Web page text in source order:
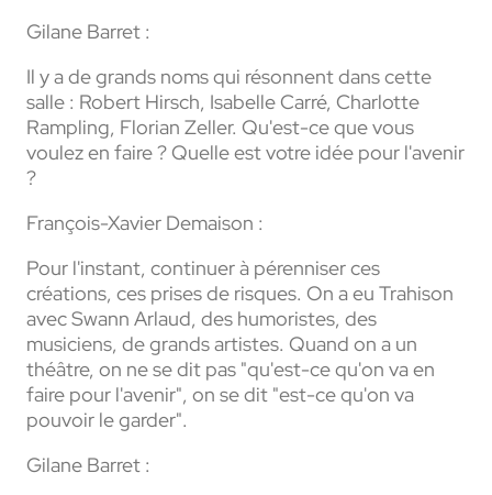
Gilane Barret :
Il y a de grands noms qui résonnent dans cette
salle : Robert Hirsch, Isabelle Carré, Charlotte
Rampling, Florian Zeller. Qu'est-ce que vous
voulez en faire ? Quelle est votre idée pour l'avenir
?
François-Xavier Demaison :
Pour l'instant, continuer à pérenniser ces
créations, ces prises de risques. On a eu Trahison
avec Swann Arlaud, des humoristes, des
musiciens, de grands artistes. Quand on a un
théâtre, on ne se dit pas "qu'est-ce qu'on va en
faire pour l'avenir", on se dit "est-ce qu'on va
pouvoir le garder".
Gilane Barret :